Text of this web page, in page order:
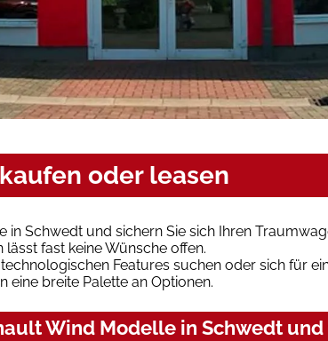
oder leasen
in Schwedt und sichern Sie sich Ihren
fast keine Wünsche offen.
Features suchen oder sich für
eine breite Palette an Optionen.
Wind Modelle in Schwedt